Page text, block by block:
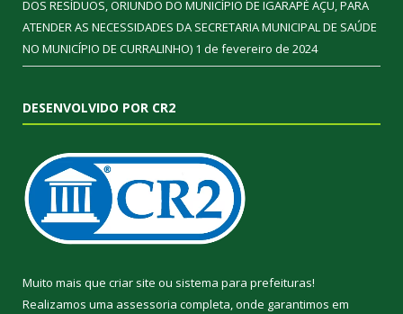
DOS RESÍDUOS, ORIUNDO DO MUNICÍPIO DE IGARAPÉ AÇU, PARA
ATENDER AS NECESSIDADES DA SECRETARIA MUNICIPAL DE SAÚDE
NO MUNICÍPIO DE CURRALINHO) 1 de fevereiro de 2024
DESENVOLVIDO POR CR2
Muito mais que criar site ou sistema para prefeituras!
Realizamos uma assessoria completa, onde garantimos em